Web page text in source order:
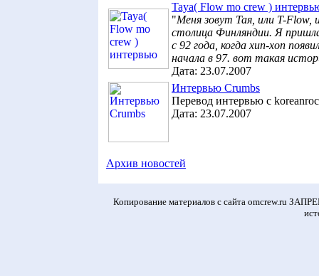
Taya( Flow mo crew )
"Меня зовут Тая, или T-Flow,
столица Финляндии. Я
с 92 года, когда хип-хоп
начала в 97. вот такая
Дата: 23.07.2007
Интервью Crumbs
Перевод интервью с
Дата: 23.07.2007
Архив новостей
Копирование материалов с сайта omcrew.ru